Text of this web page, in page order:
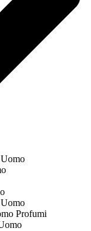
Profumi